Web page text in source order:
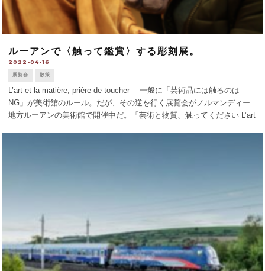
ルーアンで〈触って鑑賞〉する彫刻展。
2022-04-16
展覧会 散策
L’art et la matière, prière de toucher 一般に「芸術品には触るのは
NG」が美術館のルール。だが、その逆を行く展覧会がノルマンディー
地方ルーアンの美術館で開催中だ。「芸術と物質、触ってください L’art